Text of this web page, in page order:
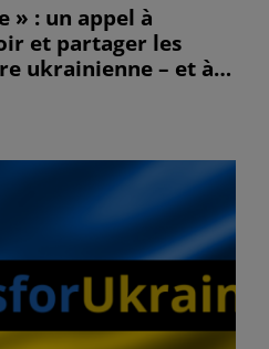
» : un appel à
et partager les
ukrainienne – et à